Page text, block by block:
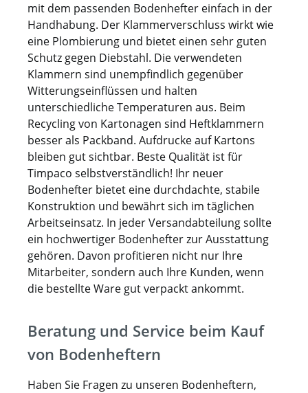
mit dem passenden Bodenhefter einfach in der
Handhabung. Der Klammerverschluss wirkt wie
eine Plombierung und bietet einen sehr guten
Schutz gegen Diebstahl. Die verwendeten
Klammern sind unempfindlich gegenüber
Witterungseinflüssen und halten
unterschiedliche Temperaturen aus. Beim
Recycling von Kartonagen sind Heftklammern
besser als Packband. Aufdrucke auf Kartons
bleiben gut sichtbar. Beste Qualität ist für
Timpaco selbstverständlich! Ihr neuer
Bodenhefter bietet eine durchdachte, stabile
Konstruktion und bewährt sich im täglichen
Arbeitseinsatz. In jeder Versandabteilung sollte
ein hochwertiger Bodenhefter zur Ausstattung
gehören. Davon profitieren nicht nur Ihre
Mitarbeiter, sondern auch Ihre Kunden, wenn
die bestellte Ware gut verpackt ankommt.
Beratung und Service beim Kauf
von Bodenheftern
Haben Sie Fragen zu unseren Bodenheftern,